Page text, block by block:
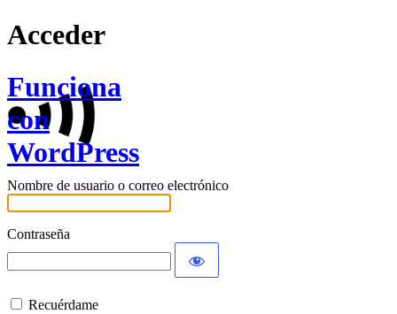
Acceder
Funciona
con
WordPress
Nombre de usuario o correo electrónico
Contraseña
Recuérdame